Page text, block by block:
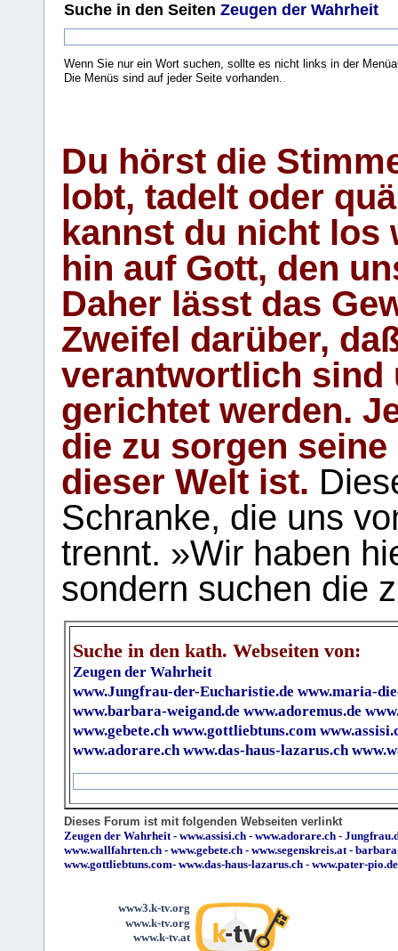
Suche in den Seiten Zeugen der Wahrheit
Wenn Sie nur ein Wort suchen, sollte es nicht links in der
Die Menüs sind auf jeder Seite vorhanden..
Du hörst die
lobt, tadelt oder
kannst du nicht los
hin auf Gott, den
Daher lässt das
Zweifel darüber,
verantwortlich sind
gerichtet werden.
die zu sorgen
dieser Welt ist.
Schranke, die uns
trennt. »Wir haben
sondern suchen die
Suche in den kath. Webseiten von:
Zeugen der Wahrheit
www.Jungfrau-der-Eucharistie.de www.maria-
www.barbara-weigand.de www.adoremus.de
www.gebete.ch www.gottliebtuns.com
www.adorare.ch www.das-haus-lazarus.ch
Dieses Forum ist mit folgenden Webseiten verlinkt
Zeugen der Wahrheit- www.assisi.ch - www.adorare.ch -
www.wallfahrten.ch - www.gebete.ch - www.segenskreis.at-
www.gottliebtuns.com- www.das-haus-lazarus.ch - www.pater-pio.de
www3.k-tv.org
www.k-tv.org
www.k-tv.at